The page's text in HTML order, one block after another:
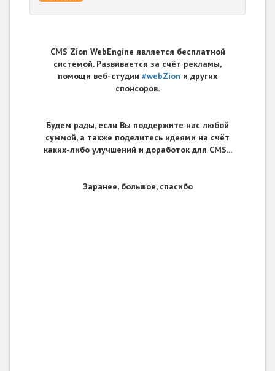
CMS Zion WebEngine является бесплатной
системой. Развивается за счёт рекламы,
помощи веб-студии #webZion и других
спонсоров.
Будем рады, если Вы поддержите нас любой
суммой, а также поделитесь идеями на счёт
каких-либо улучшений и доработок для CMS...
Заранее, большое, спасибо